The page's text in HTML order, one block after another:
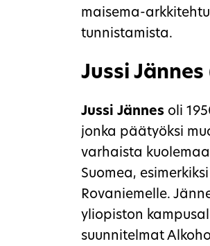
maisema-
tunnistamista.
Jussi Jännes
Jussi Jännes oli
jonka päätyöksi
varhaista
Suomea,
Rovaniemelle.
yliopiston
suunnitelmat